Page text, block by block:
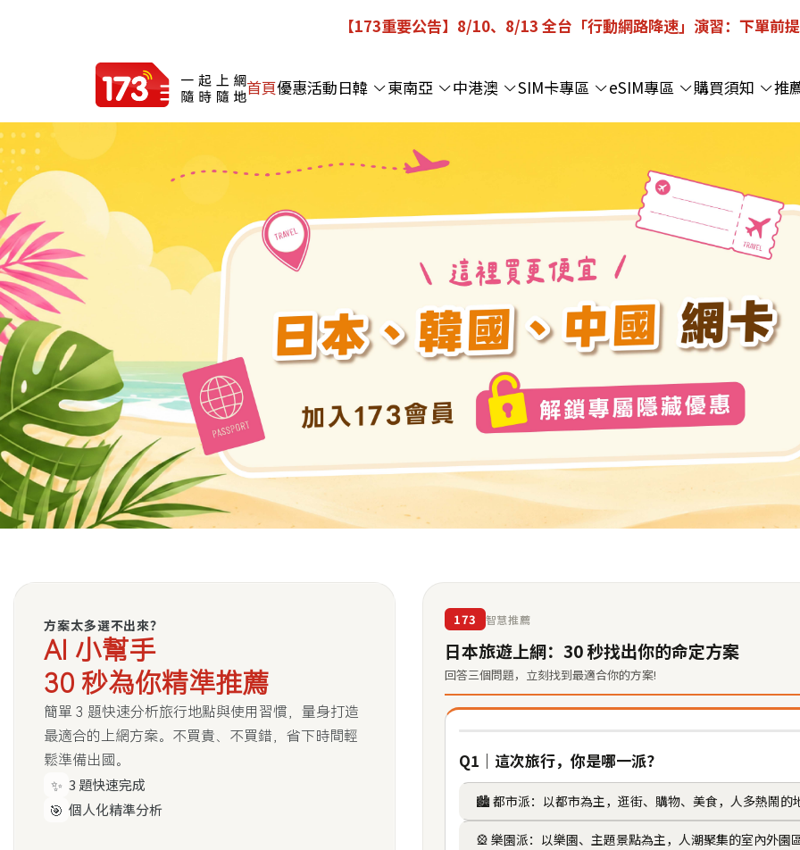
【173重要公告】8/10、8/13 全台「行動網路降速」演習：下單前
首頁優惠活動日韓 東南亞 中港澳 SIM卡專區 eSIM專區 購買須知 推
173SIM 一起上網｜出國 eSIM 與 SIM 卡推薦
方案太多選不出來？
AI 小幫手
30 秒為你精準推薦
簡單 3 題快速分析旅行地點與使用習慣，量身打造
最適合的上網方案。不買貴、不買錯，省下時間輕
鬆準備出國。
✨ 3 題快速完成
🎯 個人化精準分析
173 智慧推薦
日本旅遊上網：30 秒找出你的命定方案
回答三個問題，立刻找到最適合你的方案!
Q1｜這次旅行，你是哪一派？
🏙️ 都市派：以都市為主，逛街、購物、美食，人多熱鬧的
🎡 樂園派：以樂園、主題景點為主，人潮聚集的室內外園